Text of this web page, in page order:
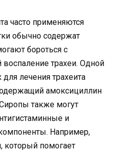
часто применяются
обычно содержат
бороться с
трахеи. Одной
лечения трахеита
амоксициллин
также могут
и
Например,
который помогает